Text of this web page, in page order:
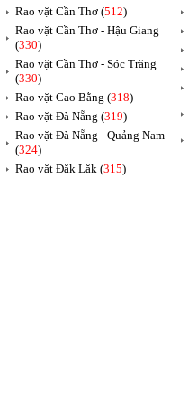
Rao vặt Cần Thơ (512)
Rao vặt Cần Thơ - Hậu Giang
(330)
Rao vặt Cần Thơ - Sóc Trăng
(330)
Rao vặt Cao Bằng (318)
Rao vặt Đà Nẵng (319)
Rao vặt Đà Nẵng - Quảng Nam
(324)
Rao vặt Đăk Lăk (315)